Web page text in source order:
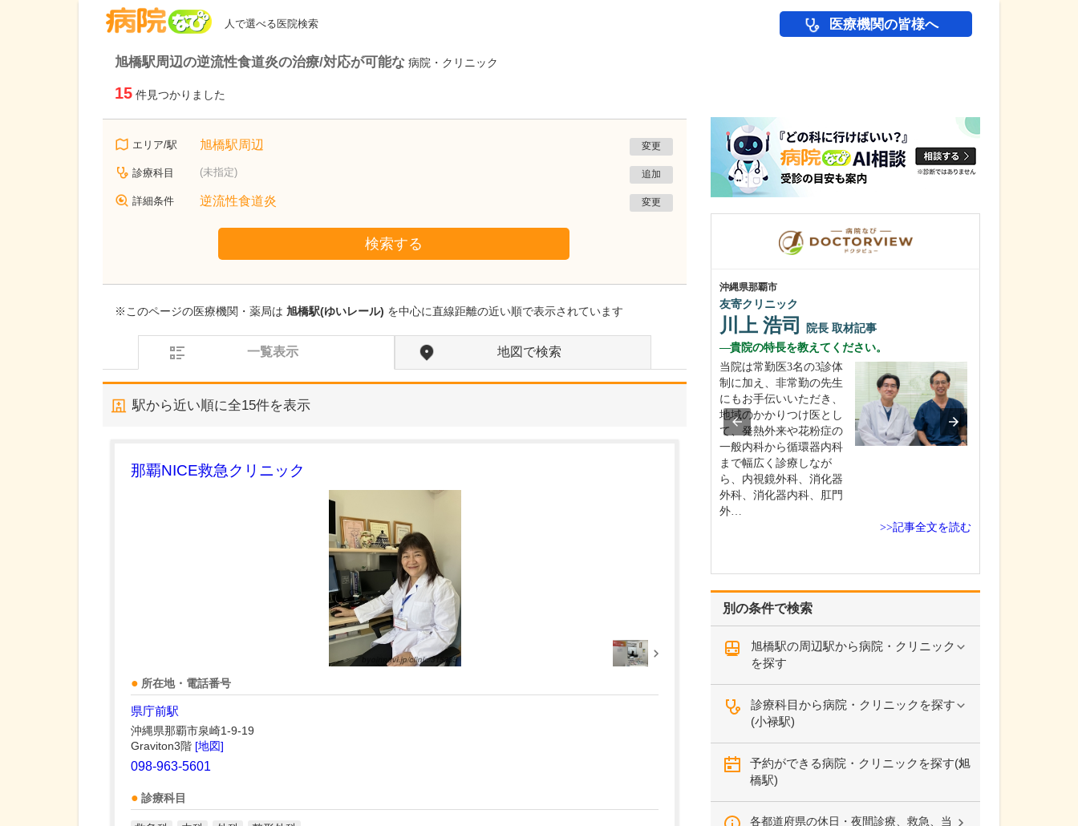
人で選べる医院検索 医療機関の皆様へ
旭橋駅周辺の逆流性食道炎の治療/対応が可能な 病院・クリニック
15 件見つかりました
エリア/駅 旭橋駅周辺 変更
診療科目 (未指定) 追加
詳細条件 逆流性食道炎 変更
検索する
※このページの医療機関・薬局は 旭橋駅(ゆいレール) を中心に直線距離の近い順で表示されています
一覧表示 地図で検索
駅から近い順に全15件を表示
那覇NICE救急クリニック
所在地・電話番号
県庁前駅
沖縄県那覇市泉崎1-9-19
Graviton3階 [地図]
098-963-5601
診療科目
別の条件で検索
旭橋駅の周辺駅から病院・クリニック
を探す
診療科目から病院・クリニックを探す
(小禄駅)
予約ができる病院・クリニックを探す(旭
橋駅)
各都道府県の休日・夜間診療、救急、当
沖縄県那覇市
一銀内科胃腸科クリニック
内視鏡検査は、どのくらいの頻度で受けるとよ
患者さんの年齢などにも
沖縄県那覇市
友寄クリニック
川上 浩司 院長 取材記事
貴院の特長を教えてください。
当院は常勤医3名の3診体
制に加え、非常勤の先生
にもお手伝いいただき、
地域のかかりつけ医とし
て、発熱外来や花粉症の
一般内科から循環器内科
まで幅広く診療しなが
ら、内視鏡外科、消化器
外科、消化器内科、肛門
外…
>>記事全文を読む